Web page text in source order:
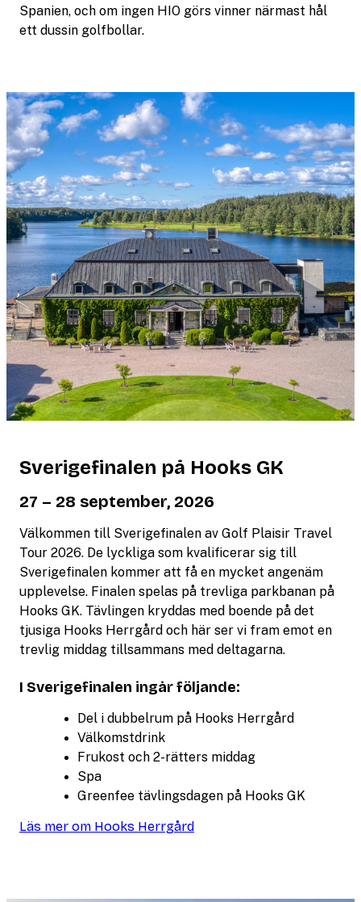
Spanien, och om ingen HIO görs vinner närmast hål
ett dussin golfbollar.
Sverigefinalen på Hooks GK
27 – 28 september, 2026
Välkommen till Sverigefinalen av Golf Plaisir Travel
Tour 2026. De lyckliga som kvalificerar sig till
Sverigefinalen kommer att få en mycket angenäm
upplevelse. Finalen spelas på trevliga parkbanan på
Hooks GK. Tävlingen kryddas med boende på det
tjusiga Hooks Herrgård och här ser vi fram emot en
trevlig middag tillsammans med deltagarna.
I Sverigefinalen ingår följande:
Del i dubbelrum på Hooks Herrgård
Välkomstdrink
Frukost och 2-rätters middag
Spa
Greenfee tävlingsdagen på Hooks GK
Läs mer om Hooks Herrgård